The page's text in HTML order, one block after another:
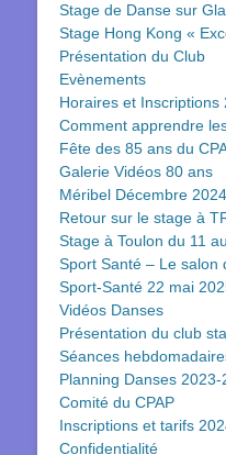
Stage de Danse sur
Stage Hong Kong «
Présentation du Club
Evènements
Horaires et Inscriptions
Comment apprendre
Fête des 85 ans du
Galerie Vidéos 80 ans
Méribel Décembre 2024
Retour sur le stage à
Stage à Toulon du 11
Sport Santé – Le salon
Sport-Santé 22 mai
Vidéos Danses
Présentation du club
Séances
Planning Danses 2023-
Comité du CPAP
Inscriptions et tarifs
Confidentialité